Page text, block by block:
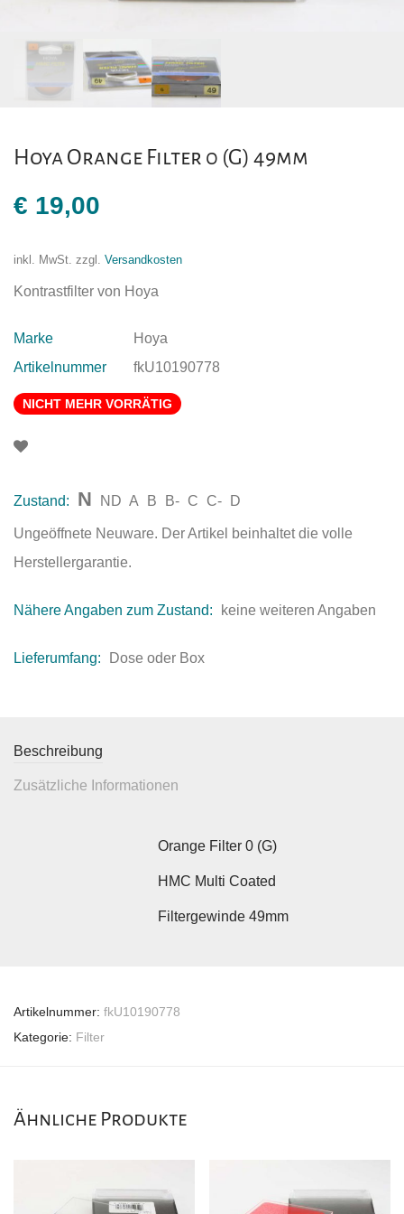
Hoya Orange Filter 0 (G) 49mm
€ 19,00
inkl. MwSt. zzgl. Versandkosten
Kontrastfilter von Hoya
Marke
Hoya
Artikelnummer
fkU10190778
NICHT MEHR VORRÄTIG
Zustand: N ND A B B- C C- D
Ungeöffnete Neuware. Der Artikel beinhaltet die volle
Herstellergarantie.
Nähere Angaben zum Zustand: keine weiteren Angaben
Lieferumfang: Dose oder Box
Beschreibung
Zusätzliche Informationen
Orange Filter 0 (G)
HMC Multi Coated
Filtergewinde 49mm
Artikelnummer: fkU10190778
Kategorie: Filter
Ähnliche Produkte